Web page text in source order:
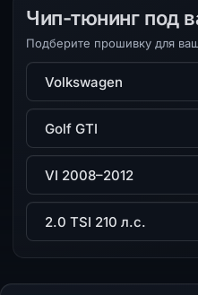
Чип-тюнинг под
Подберите прошивку для
Марка
Модель
Поколение
Двигатель